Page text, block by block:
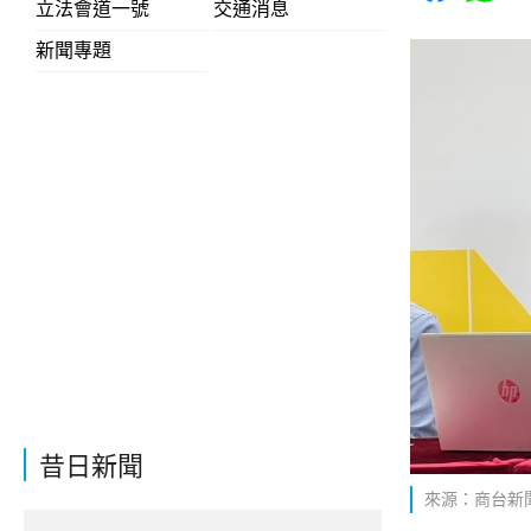
立法會道一號
交通消息
新聞專題
昔日新聞
來源：商台新